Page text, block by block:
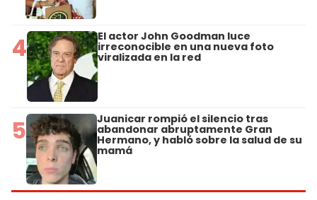
4 El actor John Goodman luce
irreconocible en una nueva foto
viralizada en la red
5 Juanicar rompió el silencio tras
abandonar abruptamente Gran
Hermano, y habló sobre la salud de su
mamá